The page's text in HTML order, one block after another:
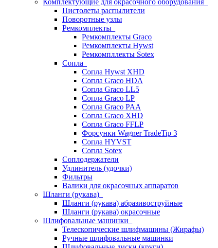
Комплектующие для окрасочного оборудования
Пистолеты распылители
Поворотные узлы
Ремкомплекты
Ремкомплекты Graco
Ремкомплекты Hywst
Ремкомпллекты Sotex
Сопла
Сопла Hywst XHD
Сопла Graco HDA
Сопла Graco LL5
Сопла Graco LP
Сопла Graco PAA
Сопла Graco XHD
Сопла Graco FFLP
Форсунки Wagner TradeTip 3
Сопла HYVST
Сопла Sotex
Соплодержатели
Удлинитель (удочки)
Фильтры
Валики для окрасочных аппаратов
Шланги (рукава)
Шланги (рукава) абразивоструйные
Шланги (рукава) окрасочные
Шлифовальные машинки
Телескопические шлифмашины (Жирафы)
Ручные шлифовальные машинки